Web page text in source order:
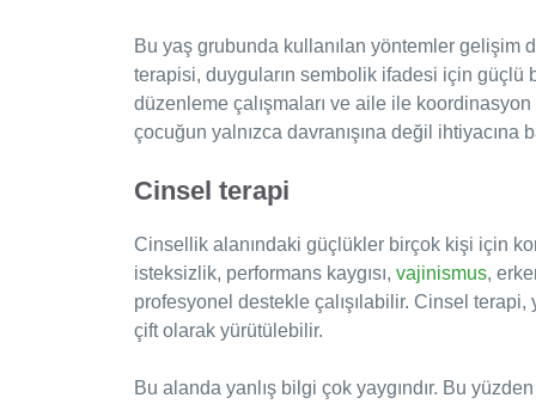
Bu yaş grubunda kullanılan yöntemler gelişim
terapisi, duyguların sembolik ifadesi için
düzenleme çalışmaları ve aile ile
çocuğun yalnızca davranışına değil ihtiyacına
Cinsel terapi
Cinsellik alanındaki güçlükler birçok kişi için
isteksizlik, performans kaygısı, vajinismus,
profesyonel destekle çalışılabilir. Cinsel
çift olarak yürütülebilir.
Bu alanda yanlış bilgi çok yaygındır. Bu